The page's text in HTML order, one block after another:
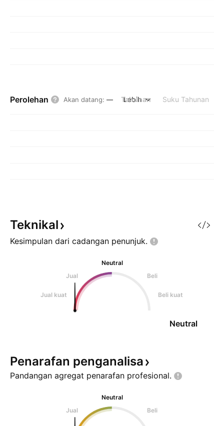
Perolehan Akan datang: — Tahunan Suku Tahunan
Lebih
Teknikal
Kesimpulan dari cadangan penunjuk.
Neutral
Jual
Beli
Jual kuat Beli kuat
Neutral
Penarafan penganalisa
Pandangan agregat penarafan profesional.
Neutral
Jual
Beli